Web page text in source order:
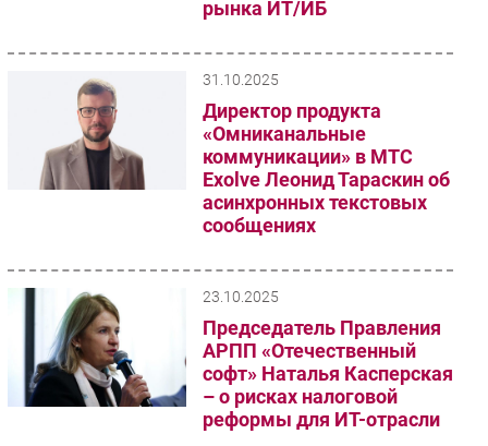
рынка ИТ/ИБ
31.10.2025
Директор продукта
«Омниканальные
коммуникации» в МТС
Exolve Леонид Тараскин об
асинхронных текстовых
сообщениях
23.10.2025
Председатель Правления
АРПП «Отечественный
софт» Наталья Касперская
– о рисках налоговой
реформы для ИТ-отрасли